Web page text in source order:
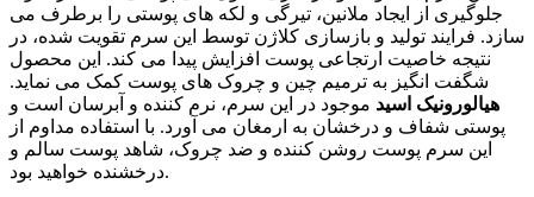
جلوگیری از ایجاد ملانین، تیرگی و لکه های پوستی را برطرف می
سازد. فرایند تولید و بازسازی کلاژن توسط این سرم تقویت شده، در
نتیجه خاصیت ارتجاعی پوست افزایش پیدا می کند. این محصول
شگفت انگیز به ترمیم چین و چروک های پوست کمک می نماید.
هیالورونیک اسید موجود در این سرم، نرم کننده و آبرسان است و
پوستی شفاف و درخشان به ارمغان می آورد. با استفاده مداوم از
این سرم پوست روشن کننده و ضد چروک، شاهد پوست سالم و
درخشنده خواهید بود.